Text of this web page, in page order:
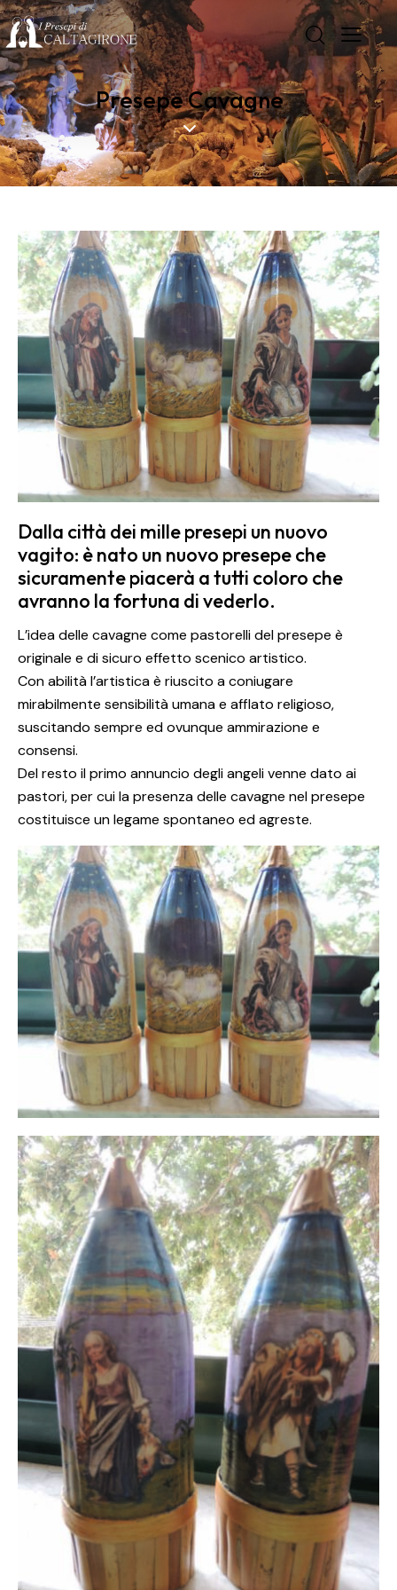
Presepe Cavagne
Dalla città dei mille presepi un nuovo
vagito: è nato un nuovo presepe che
sicuramente piacerà a tutti coloro che
avranno la fortuna di vederlo.
L’idea delle cavagne come pastorelli del presepe è
originale e di sicuro effetto scenico artistico.
Con abilità l’artistica è riuscito a coniugare
mirabilmente sensibilità umana e afflato religioso,
suscitando sempre ed ovunque ammirazione e
consensi.
Del resto il primo annuncio degli angeli venne dato ai
pastori, per cui la presenza delle cavagne nel presepe
costituisce un legame spontaneo ed agreste.